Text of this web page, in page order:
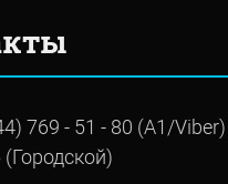
769 - 51 - 80 (А1/
(Городской)